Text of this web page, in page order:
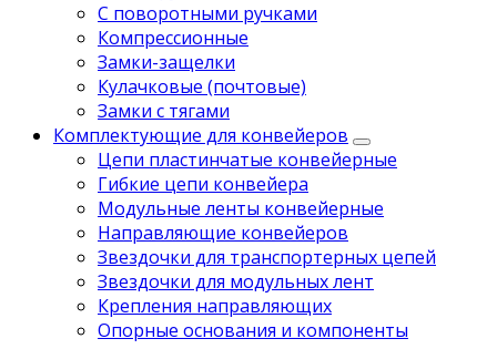
С поворотными ручками
Компрессионные
Замки-защелки
Кулачковые (почтовые)
Замки с тягами
Комплектующие для конвейеров
Цепи пластинчатые конвейерные
Гибкие цепи конвейера
Модульные ленты конвейерные
Направляющие конвейеров
Звездочки для транспортерных цепей
Звездочки для модульных лент
Крепления направляющих
Опорные основания и компоненты